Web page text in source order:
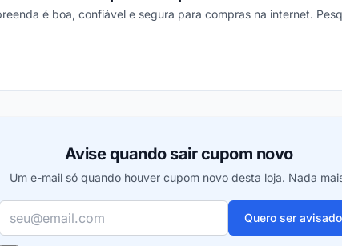
é boa, confiável e segura para compras na internet.
Avise quando sair cupom novo
Um e-mail só quando houver cupom novo desta loja. Nada
Quero ser avisado